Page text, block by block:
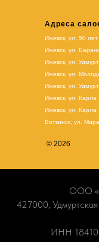
Адреса
Ижевск, ул. 50
Ижевск, ул.
Ижевск, ул.
Ижевск, ул.
Ижевск, ул.
Ижевск, ул. Карла
Ижевск, ул. Карла
Воткинск, ул.
© 2026
ООО
427000, Удмуртская
ИНН